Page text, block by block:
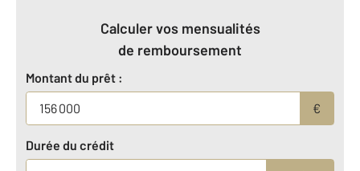
Calculer vos mensualités
de remboursement
Montant du prêt :
€
Durée du crédit